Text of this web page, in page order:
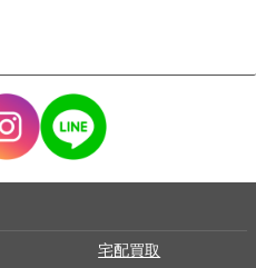
宅配買取